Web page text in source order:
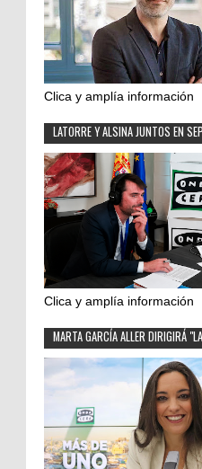
Clica y amplía información
LATORRE Y ALSINA JUNTOS EN
Clica y amplía información
MARTA GARCÍA ALLER DIRIGIRÁ